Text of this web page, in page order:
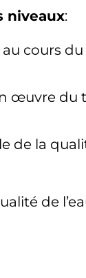
niveaux:
au cours
œuvre
de la
de